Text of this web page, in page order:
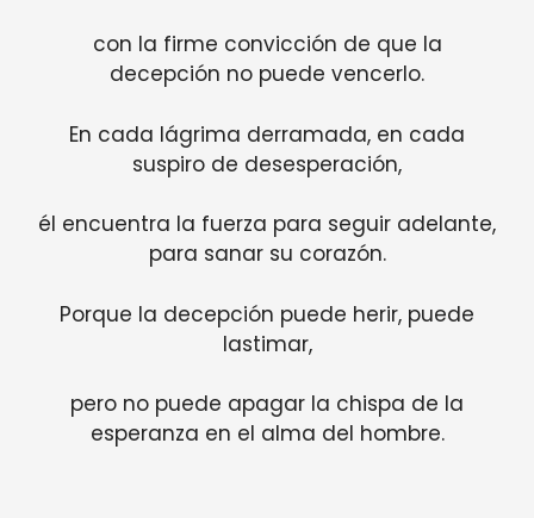
con la firme convicción de que la
decepción no puede vencerlo.
En cada lágrima derramada, en cada
suspiro de desesperación,
él encuentra la fuerza para seguir adelante,
para sanar su corazón.
Porque la decepción puede herir, puede
lastimar,
pero no puede apagar la chispa de la
esperanza en el alma del hombre.